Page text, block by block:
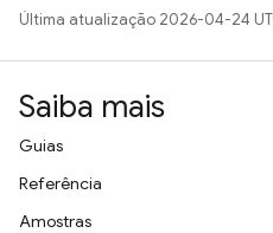
Última atualização 2026-04-24
Saiba mais
Guias
Referência
Amostras